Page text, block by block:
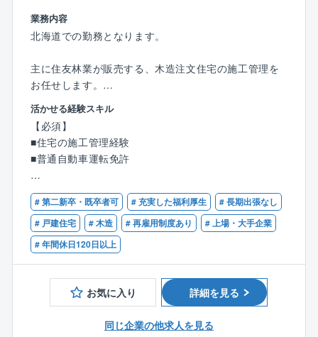
◎抜群の働きやすさ
家庭や自分時間を大切にしながら就業可能！
割
・時短勤務制度や産休・育休制度充実◎
す。
・就業場所は札幌営業所となりますが現場常駐はな
く、工事監理がメインになります。オフィスワークも
ございます。
・理事会出席のため休日出勤の可能性がございます
が、代休取得が可能です。（取得率100%）
【同社について】
同社は、サムティ株式会社100％出資の不動産管理会社
です。全国に拠点を持ち、賃貸・分譲マンション管理
から修繕、建築、リフォームまで一貫して対応。
不動産価値の最大化を支える高い専門性と、安定した
業務内容
北海道での勤務となります。
主に住友林業が販売する、木造注文住宅の施工管理を
お任せします。
新築住宅が中心ですがニーズが高まっているリフォー
ムの物件も増えています。
■木造軸組構法やツーバイフォー構法、親会社オリジナ
ルのビッグフレーム構法による木造注文住宅の施工管
理です。
■複数の現場を並行して担当します。個人差があります
が、年間15～20棟程度を手がけます。
■品質、安全、原価、工程を管理していきます。
■お客様の管理、立会い等に関しては親会社である『住
友林業』様の担当となりますので、休日の出勤などは
ほとんど無く、現場の管理に集中してお仕事ができる
環境です。
手掛けていただくのは、『住友林業の家』の施工。
活かせる経験スキル
【必須】
■住宅の施工管理経験
■普通自動車運転免許
【歓迎】
■建築施工管理技士または建築士有資格者
■木造住宅の施工管理経験
■土木施工管理技士
■リフォームの施工管理経験
# 第二新卒・既卒者可 # 充実した福利厚生
# 長期出張なし
# 戸建住宅
# 木造 # 再雇用制度あり
# 上場・大手企業
# 年間休日120日以上
お気に入り 詳細を見る
同じ企業の他求人を見る